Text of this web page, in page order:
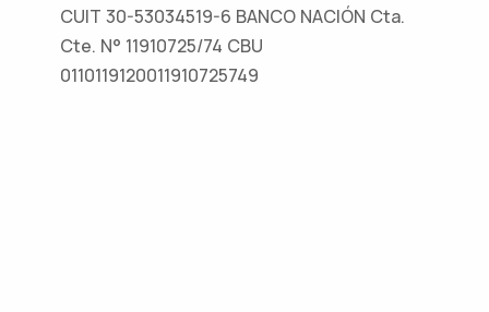
CUIT 30-53034519-6 BANCO NACIÓN Cta.
Cte. N° 11910725/74 CBU
0110119120011910725749